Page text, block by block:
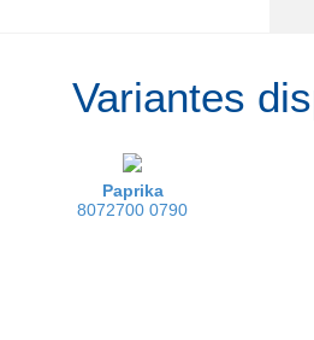
Variantes
Paprika
8072700 0790